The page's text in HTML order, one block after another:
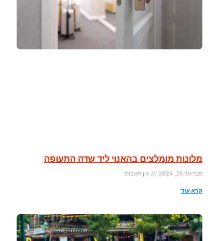
מלונות מומלצים בהאנוי ליד שדה התעופה
פברואר 26, 2024 אין תגובות
קרא עוד